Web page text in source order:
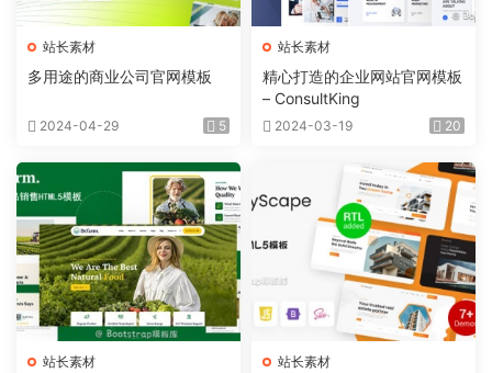
站长素材
多用途的商业公司官网模板
2024-04-29 5
站长素材
精心打造的企业网站官网模板
– ConsultKing
2024-03-19 20
站长素材
站长素材